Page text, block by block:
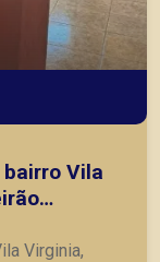
bairro Vila
Virginia,